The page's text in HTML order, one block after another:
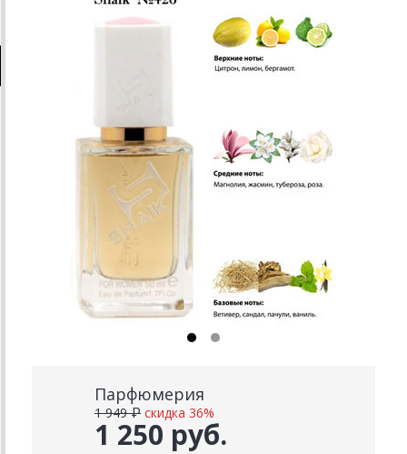
Парфюмерия
1 250 руб.
1 949 ₽ скидка 36%